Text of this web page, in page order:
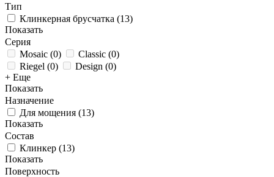
Тип
Клинкерная брусчатка (13)
Показать
Серия
Mosaic (0) Classic (0)
Riegel (0) Design (0)
+ Еще
Показать
Назначение
Для мощения (13)
Показать
Состав
Клинкер (13)
Показать
Поверхность